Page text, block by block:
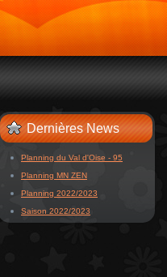
Dernières News
Planning du Val d'Oise - 95
Planning MN ZEN
Planning 2022/2023
Saison 2022/2023